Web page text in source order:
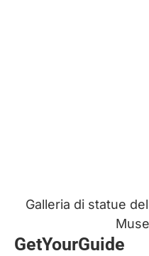
Galleria di statue
GetYourGuide